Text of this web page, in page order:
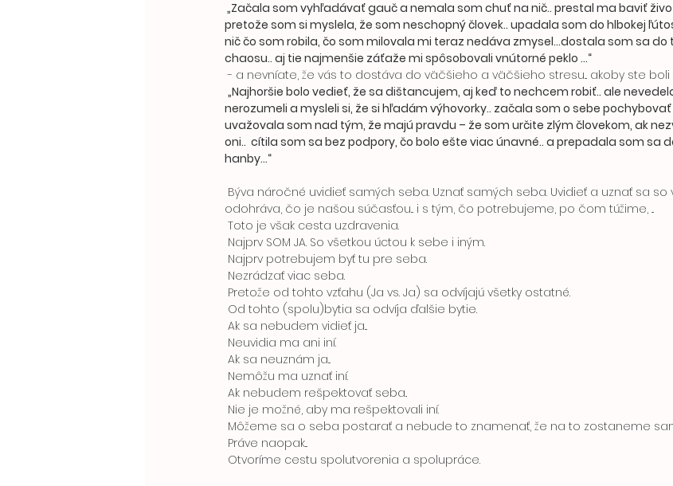
pretože som si myslela, že som neschopný človek.. upadala som do hlbokej
nič čo som robila, čo som milovala mi teraz nedáva zmysel...dostala som sa
chaosu.. aj tie najmenšie záťaže mi spôsobovali vnútorné peklo ...“
- a nevníate, že vás to dostáva do väčšieho a väčšieho stresu... akoby ste boli
„Najhoršie bolo vedieť, že sa dištancujem, aj keď to nechcem robiť.. ale
nerozumeli a mysleli si, že si hľadám výhovorky.. začala som o sebe pochybovať
uvažovala som nad tým, že majú pravdu – že som určite zlým človekom, ak
oni..  cítila som sa bez podpory, čo bolo ešte viac únavné.. a prepadala som sa
hanby...“
odohráva, čo je našou súčasťou... i s tým, čo potrebujeme, po čom túžime, ...
Toto je však cesta uzdravenia.
Najprv SOM JA. So všetkou úctou k sebe i iným.
Najprv potrebujem byť tu pre seba.
Nezrádzať viac seba.
Pretože od tohto vzťahu (Ja vs. Ja) sa odvíjajú všetky ostatné.
Od tohto (spolu)bytia sa odvíja ďalšie bytie.
Ak sa nebudem vidieť ja...
Neuvidia ma ani iní.
Ak sa neuznám ja...
Nemôžu ma uznať iní.
Ak nebudem rešpektovať seba..
Nie je možné, aby ma rešpektovali iní.
Môžeme sa o seba postarať a nebude to znamenať, že na to zostaneme
Práve naopak...
Otvoríme cestu spolutvorenia a spolupráce.